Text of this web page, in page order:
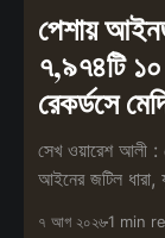
পেশায়
৭,৯৭৪টি
রেকর্ডসে
সেখ ওয়ারেশ আলী :
আইনের জটিল ধারা,
৭ আগ ২০২৬1 min